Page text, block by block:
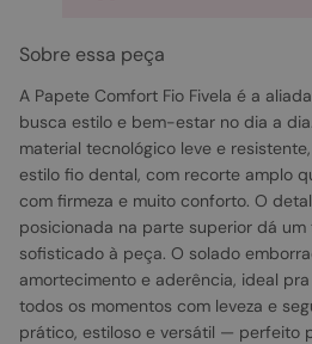
Sobre essa peça
A Papete Comfort Fio Fivela é a
busca estilo e bem-estar no dia a
material tecnológico leve e
estilo fio dental, com recorte amplo
com firmeza e muito conforto. O
posicionada na parte superior dá
sofisticado à peça. O solado
amortecimento e aderência, ideal
todos os momentos com leveza e
prático, estiloso e versátil — perfeito